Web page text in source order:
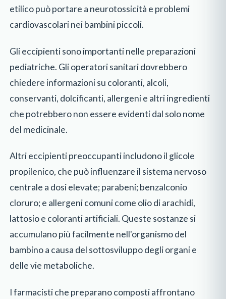
etilico può portare a neurotossicità e problemi
cardiovascolari nei bambini piccoli.
Gli eccipienti sono importanti nelle preparazioni
pediatriche. Gli operatori sanitari dovrebbero
chiedere informazioni su coloranti, alcoli,
conservanti, dolcificanti, allergeni e altri ingredienti
che potrebbero non essere evidenti dal solo nome
del medicinale.
Altri eccipienti preoccupanti includono il glicole
propilenico, che può influenzare il sistema nervoso
centrale a dosi elevate; parabeni; benzalconio
cloruro; e allergeni comuni come olio di arachidi,
lattosio e coloranti artificiali. Queste sostanze si
accumulano più facilmente nell'organismo del
bambino a causa del sottosviluppo degli organi e
delle vie metaboliche.
I farmacisti che preparano composti affrontano